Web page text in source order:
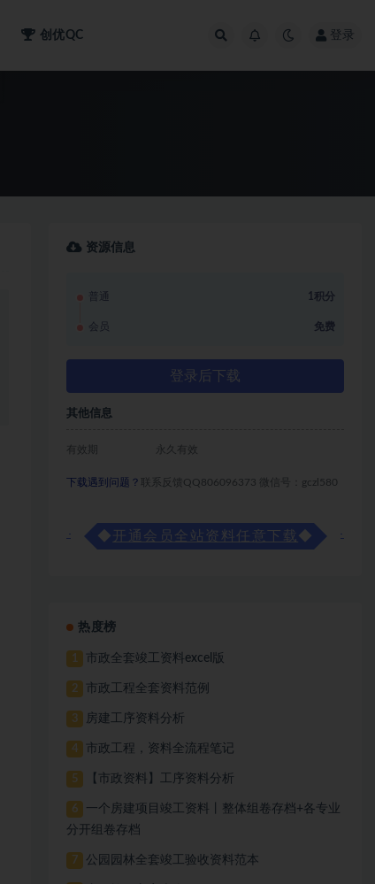
创优QC 登录
资源信息
普通 1积分
会员 免费
登录后下载
其他信息
有效期 永久有效
下载遇到问题？ 联系反馈QQ806096373 微信号：gczl580
◆ 开通会员全站资料任意下载◆
热度榜
1 市政全套竣工资料excel版
2 市政工程全套资料范例
3 房建工序资料分析
4 市政工程，资料全流程笔记
5 【市政资料】工序资料分析
6
一个房建项目竣工资料丨整体组卷存档+各专业
分开组卷存档
7 公园园林全套竣工验收资料范本